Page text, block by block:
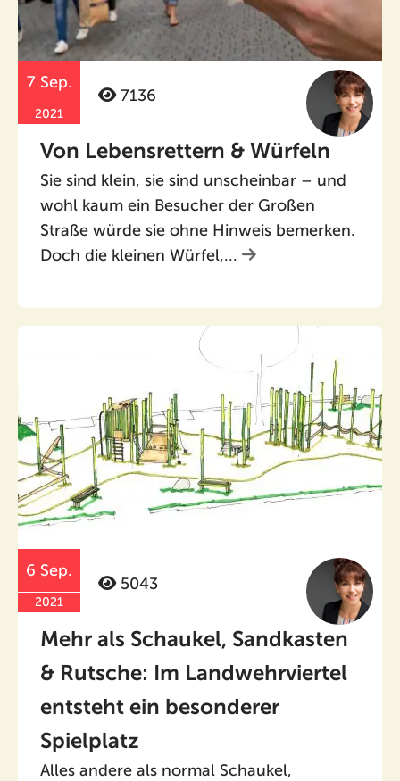
7 Sep.
2021
7136
Von Lebensrettern & Würfeln
Sie sind klein, sie sind unscheinbar – und
wohl kaum ein Besucher der Großen
Straße würde sie ohne Hinweis bemerken.
Doch die kleinen Würfel,...
6 Sep.
2021
5043
Mehr als Schaukel, Sandkasten
& Rutsche: Im Landwehrviertel
entsteht ein besonderer
Spielplatz
Alles andere als normal Schaukel,